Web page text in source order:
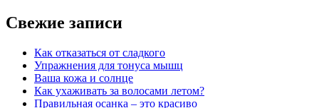
Свежие записи
Как отказаться от сладкого
Упражнения для тонуса мышц
Ваша кожа и солнце
Как ухаживать за волосами летом?
Правильная осанка – это красиво